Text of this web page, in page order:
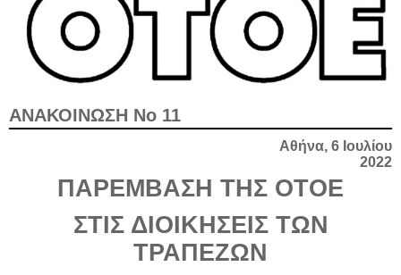
ΑΝΑΚΟΙΝΩΣΗ Νο 11
Αθήνα, 6 Ιουλίου
2022
ΠΑΡΕΜΒΑΣΗ ΤΗΣ ΟΤΟΕ
ΣΤΙΣ ΔΙΟΙΚΗΣΕΙΣ ΤΩΝ
ΤΡΑΠΕΖΩΝ